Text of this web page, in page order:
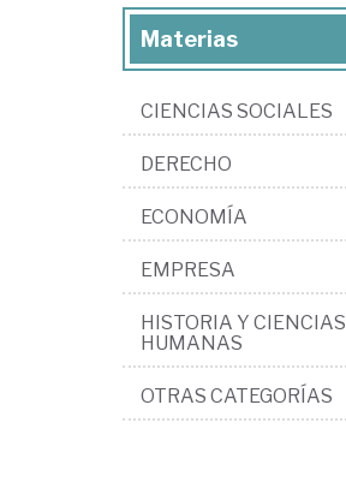
Materias
CIENCIAS SOCIALES
DERECHO
ECONOMÍA
EMPRESA
HISTORIA Y CIENCIAS
HUMANAS
OTRAS CATEGORÍAS